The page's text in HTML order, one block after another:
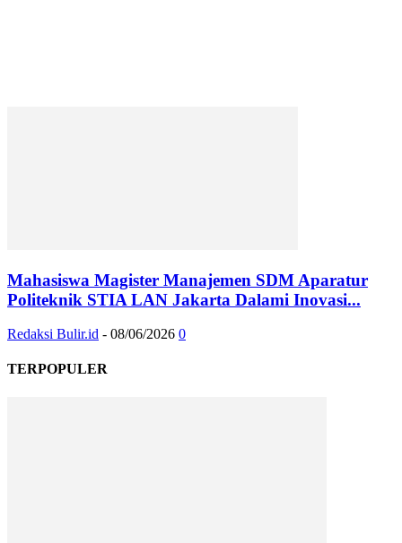
Mahasiswa Magister Manajemen SDM Aparatur
Politeknik STIA LAN Jakarta Dalami Inovasi...
Redaksi Bulir.id - 08/06/2026 0
TERPOPULER